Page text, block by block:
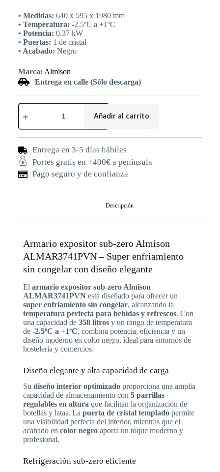
• Medidas: 640 x 595 x 1980 mm
• Temperatura: -2.5ºC a +1ºC
• Potencia: 0.37 kW
• Puertas: 1 de cristal
• Acabado: Negro
Marca: Almison
Entrega en calle (Sólo descarga)
Añadir al carrito
Entrega en 3-5 días hábiles
Portes gratis en +400€ a península
Pago seguro y de confianza
Descripción
Armario expositor sub-zero Almison
ALMAR3741PVN – Super enfriamiento
sin congelar con diseño elegante
El armario expositor sub-zero Almison
ALMAR3741PVNestá diseñado para ofrecer un
super enfriamiento sin congelar, alcanzando la
temperatura perfecta para bebidas y refrescos. Con
una capacidad de 358 litrosy un rango de temperatura
de -2.5ºC a +1ºC, combina potencia, eficiencia y un
diseño moderno en color negro, ideal para entornos de
hostelería y comercios.
Diseño elegante y alta capacidad de carga
Su diseño interior optimizadoproporciona una amplia
capacidad de almacenamiento con 5 parrillas
regulables en altura que facilitan la organización de
botellas y latas. La puerta de cristal templadopermite
una visibilidad perfecta del interior, mientras que el
acabado en color negroaporta un toque moderno y
profesional.
Refrigeración sub-zero eficiente